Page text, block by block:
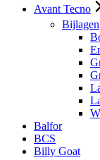
Avant Tecno
Bijlagen
Balfor
BCS
Billy Goat